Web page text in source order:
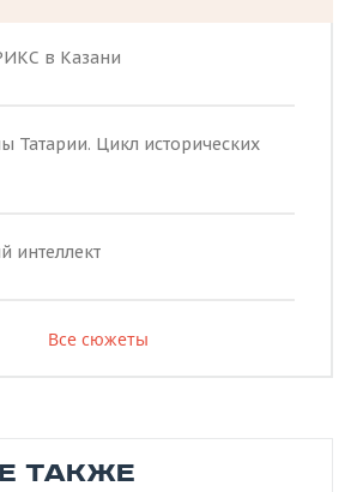
в Казани
Татарии. Цикл исторических
интеллект
Все сюжеты
ТАКЖЕ